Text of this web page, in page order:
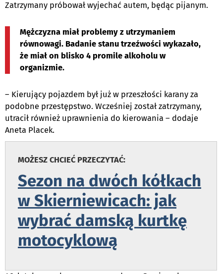
Zatrzymany próbował wyjechać autem, będąc pijanym.
Mężczyzna miał problemy z utrzymaniem
równowagi. Badanie stanu trzeźwości wykazało,
że miał on blisko 4 promile alkoholu w
organizmie.
– Kierujący pojazdem był już w przeszłości karany za
podobne przestępstwo. Wcześniej został zatrzymany,
utracił również uprawnienia do kierowania – dodaje
Aneta Placek.
MOŻESZ CHCIEĆ PRZECZYTAĆ:
Sezon na dwóch kółkach
w Skierniewicach: jak
wybrać damską kurtkę
motocyklową